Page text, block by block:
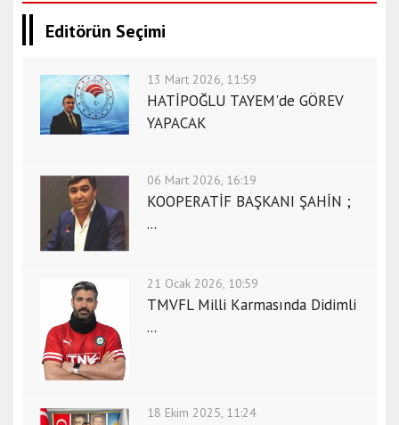
Editörün Seçimi
13 Mart 2026, 11:59
HATİPOĞLU TAYEM'de GÖREV
YAPACAK
06 Mart 2026, 16:19
KOOPERATİF BAŞKANI ŞAHİN ;
...
21 Ocak 2026, 10:59
TMVFL Milli Karmasında Didimli
...
18 Ekim 2025, 11:24